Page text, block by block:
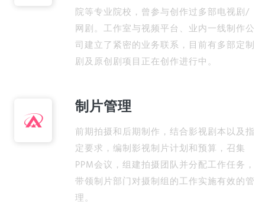
院等专业院校，曾参与创作过多部电视剧/
网剧。工作室与视频平台、业内一线制作公
司建立了紧密的业务联系，目前有多部定制
剧及原创剧项目正在创作进行中。
制片管理
前期拍摄和后期制作，结合影视剧本以及指
定要求，编制影视制片计划和预算，召集
PPM会议，组建拍摄团队并分配工作任务，
带领制片部门对摄制组的工作实施有效的管
理。